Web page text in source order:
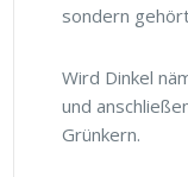
sondern
Wird Dinkel
und
Grünkern.